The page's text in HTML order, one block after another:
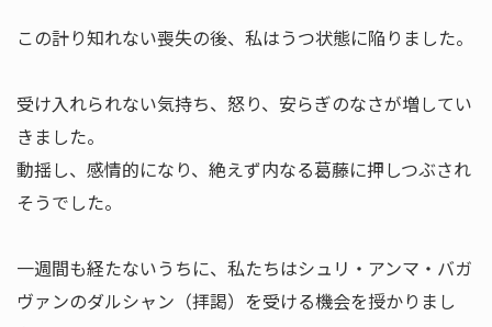
この計り知れない喪失の後、私はうつ状態に陥りました。
受け入れられない気持ち、怒り、安らぎのなさが増してい
きました。
動揺し、感情的になり、絶えず内なる葛藤に押しつぶされ
そうでした。
一週間も経たないうちに、私たちはシュリ・アンマ・バガ
ヴァンのダルシャン（拝謁）を受ける機会を授かりまし